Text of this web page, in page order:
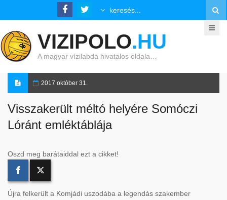
VIZIPOLO.HU
A magyar vízilabda hivatalos oldala…
2017 október 31.
Visszakerült méltó helyére Somóczi
Lóránt emléktáblája
Oszd meg barátaiddal ezt a cikket!
Újra felkerült a Komjádi uszodába a legendás szakember